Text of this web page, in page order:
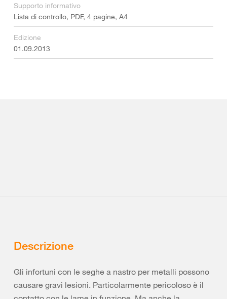
Supporto informativo
Lista di controllo, PDF, 4 pagine, A4
Edizione
01.09.2013
Descrizione
Gli infortuni con le seghe a nastro per metalli possono
causare gravi lesioni. Particolarmente pericoloso è il